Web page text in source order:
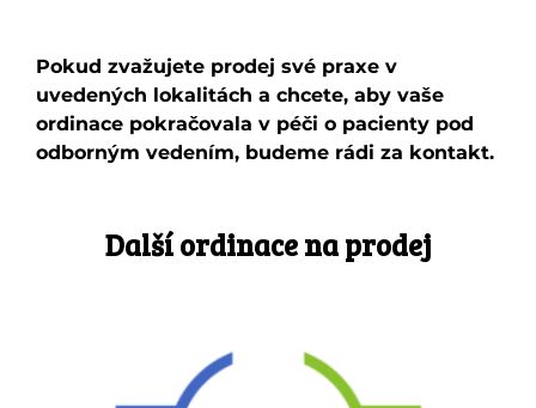
Pokud zvažujete prodej své praxe v
uvedených lokalitách a chcete, aby vaše
ordinace pokračovala v péči o pacienty pod
odborným vedením, budeme rádi za kontakt.
Další ordinace na prodej